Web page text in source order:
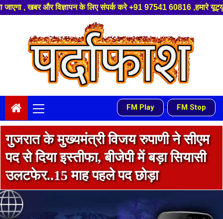
करे +91 97541 60816 ,हमारे यूट्यूब चैनल को सबस्क्राइब करें, साथ मे
content
Menu
FM Play - FM Stop
गुजरात के मुख्यमंत्री विजय रुपाणी ने सीएम
पद से दिया इस्तीफा, बीजेपी में बड़ा सियासी
उलटफेर..15 माह पहले पद छोड़ा